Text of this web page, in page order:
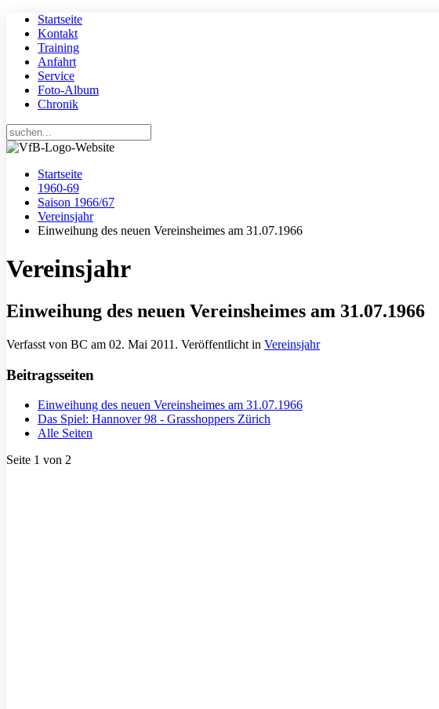
Startseite
Kontakt
Training
Anfahrt
Service
Foto-Album
Chronik
Startseite
1960-69
Saison 1966/67
Vereinsjahr
Einweihung des neuen Vereinsheimes am 31.07.1966
Vereinsjahr
Einweihung des neuen Vereinsheimes am 31.07.1966
Verfasst von BC am 02. Mai 2011 . Veröffentlicht in Vereinsjahr
Beitragsseiten
Einweihung des neuen Vereinsheimes am 31.07.1966
Das Spiel: Hannover 98 - Grasshoppers Zürich
Alle Seiten
Seite 1 von 2